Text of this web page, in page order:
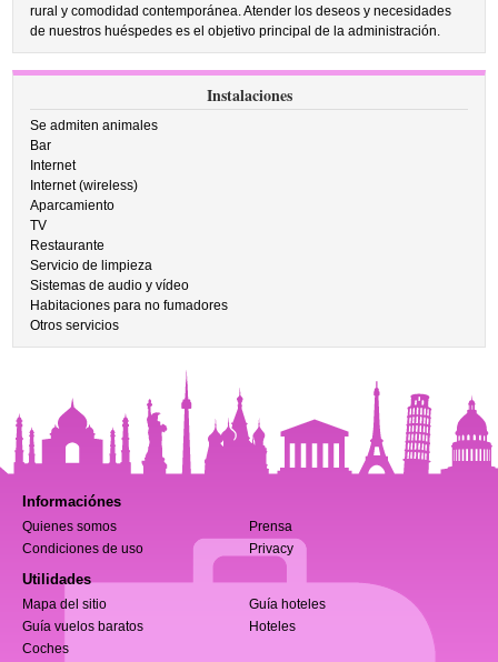
rural y comodidad contemporánea. Atender los deseos y necesidades
de nuestros huéspedes es el objetivo principal de la administración.
Instalaciones
Se admiten animales
Bar
Internet
Internet (wireless)
Aparcamiento
TV
Restaurante
Servicio de limpieza
Sistemas de audio y vídeo
Habitaciones para no fumadores
Otros servicios
Informaciónes
Quienes somos
Prensa
Condiciones de uso
Privacy
Utilidades
Mapa del sitio
Guía hoteles
Guía vuelos baratos
Hoteles
Coches